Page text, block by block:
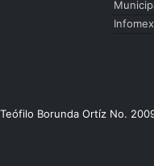
Borunda Ortíz No.